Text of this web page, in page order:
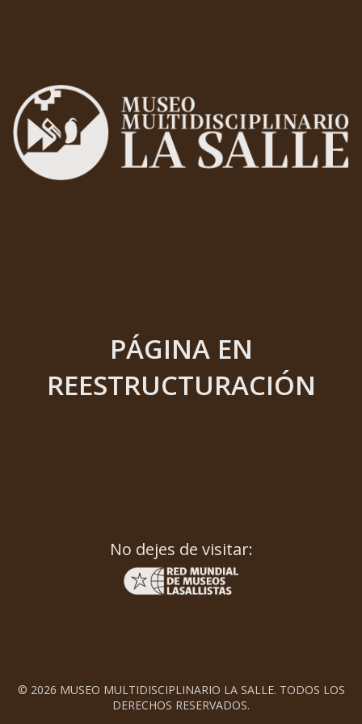
PÁGINA EN
REESTRUCTURACIÓN
No dejes de visitar:
© 2026 MUSEO MULTIDISCIPLINARIO LA SALLE. TODOS LOS
DERECHOS RESERVADOS.